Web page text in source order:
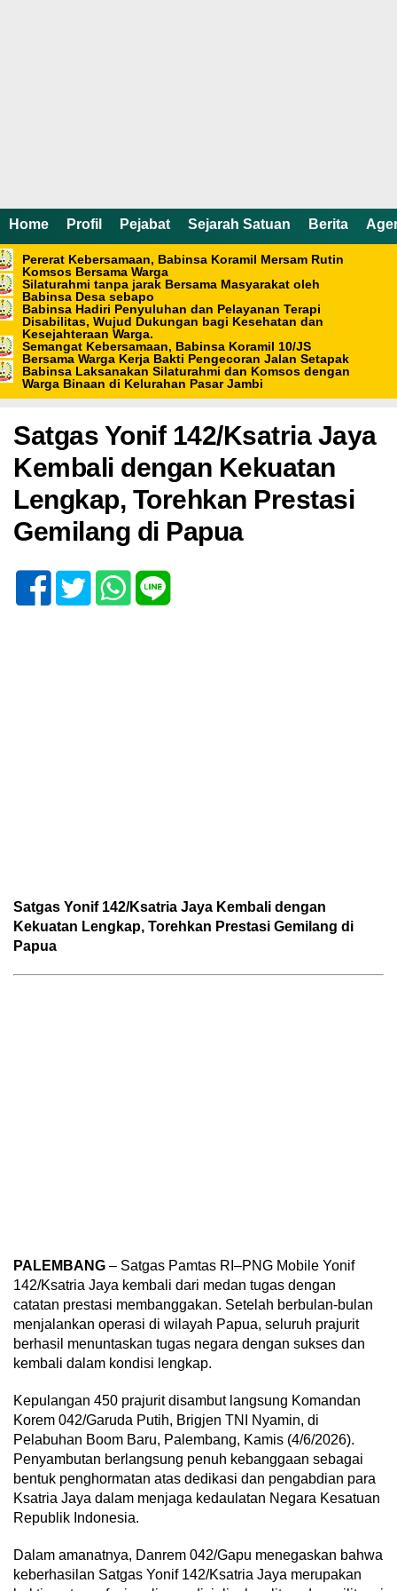
Home Profil Pejabat Sejarah Satuan Berita
Pererat Kebersamaan, Babinsa Koramil Mersam Rutin
Komsos Bersama Warga
Silaturahmi tanpa jarak Bersama Masyarakat oleh
Babinsa Desa sebapo
Babinsa Hadiri Penyuluhan dan Pelayanan Terapi
Disabilitas, Wujud Dukungan bagi Kesehatan dan
Kesejahteraan Warga.
Semangat Kebersamaan, Babinsa Koramil 10/JS
Bersama Warga Kerja Bakti Pengecoran Jalan Setapak
Babinsa Laksanakan Silaturahmi dan Komsos dengan
Warga Binaan di Kelurahan Pasar Jambi
Home /Berita
Kamis, 4 Juni 2026 - 21:05 WIB
Satgas Yonif 142/Ksatria Jaya
Kembali dengan Kekuatan
Lengkap, Torehkan Prestasi
Gemilang di Papua
Satgas Yonif 142/Ksatria Jaya Kembali dengan
Kekuatan Lengkap, Torehkan Prestasi Gemilang di
Papua
PALEMBANG – Satgas Pamtas RI–PNG Mobile Yonif
142/Ksatria Jaya kembali dari medan tugas dengan
catatan prestasi membanggakan. Setelah berbulan-bulan
menjalankan operasi di wilayah Papua, seluruh prajurit
berhasil menuntaskan tugas negara dengan sukses dan
kembali dalam kondisi lengkap.
Kepulangan 450 prajurit disambut langsung Komandan
Korem 042/Garuda Putih, Brigjen TNI Nyamin, di
Pelabuhan Boom Baru, Palembang, Kamis (4/6/2026).
Penyambutan berlangsung penuh kebanggaan sebagai
bentuk penghormatan atas dedikasi dan pengabdian para
Ksatria Jaya dalam menjaga kedaulatan Negara Kesatuan
Republik Indonesia.
Dalam amanatnya, Danrem 042/Gapu menegaskan bahwa
keberhasilan Satgas Yonif 142/Ksatria Jaya merupakan